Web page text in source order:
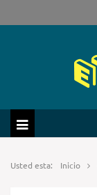
Usted esta: Inicio